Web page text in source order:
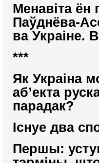
Менавіта
Паўднёва-
ва Украіне.
***
Як Украіна
аб’екта
парадак?
Існуе два
Першы: